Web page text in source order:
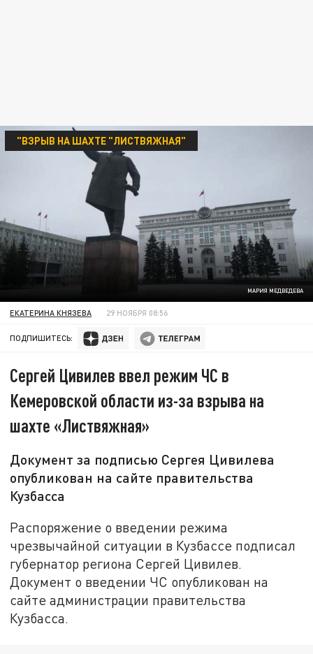
МАРИЯ МЕДВЕДЕВА
"ВЗРЫВ НА ШАХТЕ "ЛИСТВЯЖНАЯ"
ЕКАТЕРИНА КНЯЗЕВА 29 НОЯБРЯ 08:56
ПОДПИШИТЕСЬ:
Сергей Цивилев ввел режим ЧС в
Кемеровской области из-за взрыва на
шахте «Листвяжная»
Документ за подписью Сергея Цивилева
опубликован на сайте правительства
Кузбасса
Распоряжение о введении режима
чрезвычайной ситуации в Кузбассе подписал
губернатор региона Сергей Цивилев.
Документ о введении ЧС опубликован на
сайте администрации правительства
Кузбасса.